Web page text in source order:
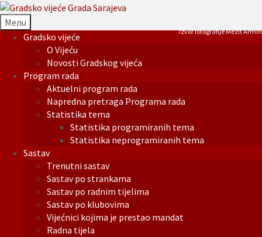
Menu
Gradsko vijeće
O Vijeću
Novosti Gradskog vijeća
Program rada
Aktuelni program rada
Napredna pretraga Programa rada
Statistika tema
Statistika programiranih tema
Statistika neprogramiranih tema
Sastav
Trenutni sastav
Sastav po strankama
Sastav po radnim tijelima
Sastav po klubovima
Vijećnici kojima je prestao mandat
Radna tijela
Izvor fotografije Mezit Armin